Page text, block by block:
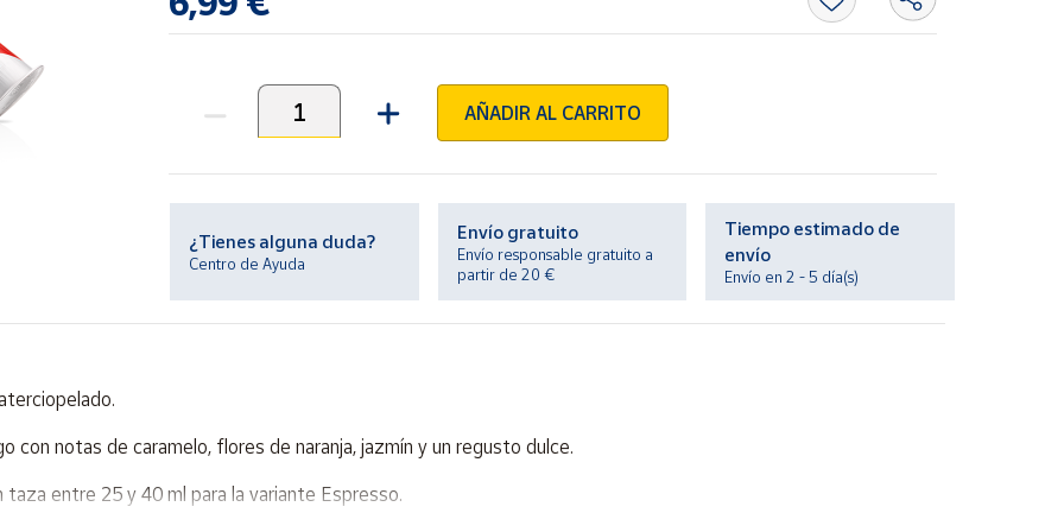
Unidades AÑADIR AL CARRITO
¿Tienes alguna duda?
Centro de Ayuda
Envío gratuito
Envío responsable gratuito a
partir de 20 €
Tiempo estimado de
envío
Envío en 2 - 5 día(s)
con notas de caramelo, flores de naranja, jazmín y un regusto dulce.
entre 25 y 40 ml para la variante Espresso.